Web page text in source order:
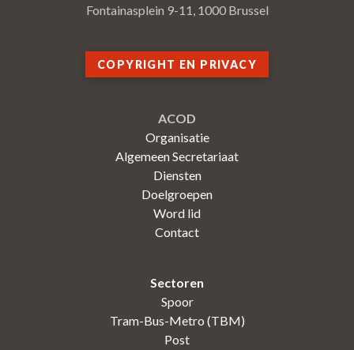
Fontainasplein 9-11, 1000 Brussel
COPYRIGHT EN PRIVACY
ACOD
Organisatie
Algemeen Secretariaat
Diensten
Doelgroepen
Word lid
Contact
Sectoren
Spoor
Tram-Bus-Metro (TBM)
Post